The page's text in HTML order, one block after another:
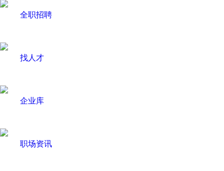
全职招聘
找人才
企业库
职场资讯